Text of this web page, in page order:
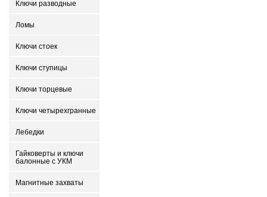
Ключи разводные
Ломы
Ключи стоек
Ключи ступицы
Ключи торцевые
Ключи четырехгранные
Лебедки
Гайковерты и ключи
балонные с УКМ
Магнитные захваты